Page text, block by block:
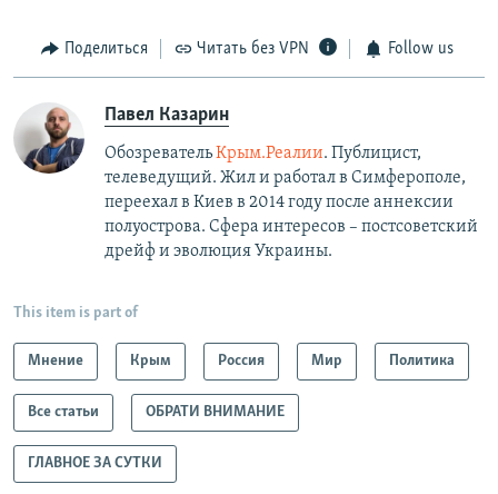
Поделиться Читать без VPN Follow us
Павел Казарин
ОбозревательКрым.Реалии. Публицист,
телеведущий. Жил и работал в Симферополе,
переехал в Киев в 2014 году после аннексии
полуострова. Сфера интересов – постсоветский
дрейф и эволюция Украины.
This item is part of
Мнение Крым Россия Мир Политика
Все статьи ОБРАТИ ВНИМАНИЕ
ГЛАВНОЕ ЗА СУТКИ